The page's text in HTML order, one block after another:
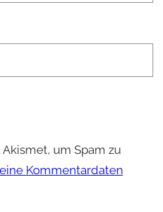
um Spam zu
Kommentardaten